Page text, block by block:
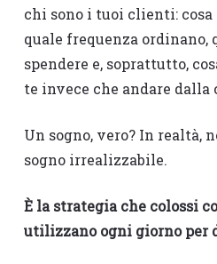
chi sono i tuoi clienti: cosa
quale frequenza ordinano,
spendere e, soprattutto,
te invece che andare dalla
Un sogno, vero? In realtà,
sogno irrealizzabile.
È la strategia che colossi
utilizzano ogni giorno per